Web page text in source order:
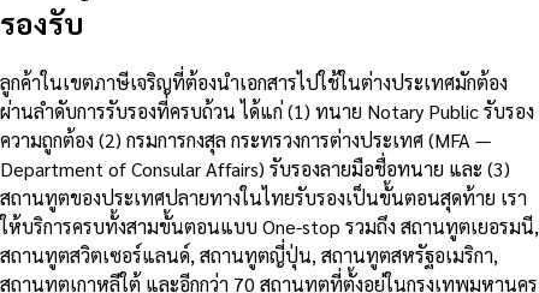
รองรับ
ลูกค้าในเขตภาษีเจริญที่ต้องนำเอกสารไปใช้ในต่างประเทศมักต้อง
ผ่านลำดับการรับรองที่ครบถ้วน ได้แก่ (1) ทนาย Notary Public รับรอง
ความถูกต้อง (2) กรมการกงสุล กระทรวงการต่างประเทศ (MFA —
Department of Consular Affairs) รับรองลายมือชื่อทนาย และ (3)
สถานทูตของประเทศปลายทางในไทยรับรองเป็นขั้นตอนสุดท้าย เรา
ให้บริการครบทั้งสามขั้นตอนแบบ One-stop รวมถึง สถานทูตเยอรมนี,
สถานทูตสวิตเซอร์แลนด์, สถานทูตญี่ปุ่น, สถานทูตสหรัฐอเมริกา,
สถานทูตเกาหลีใต้ และอีกกว่า 70 สถานทูตที่ตั้งอยู่ในกรุงเทพมหานคร